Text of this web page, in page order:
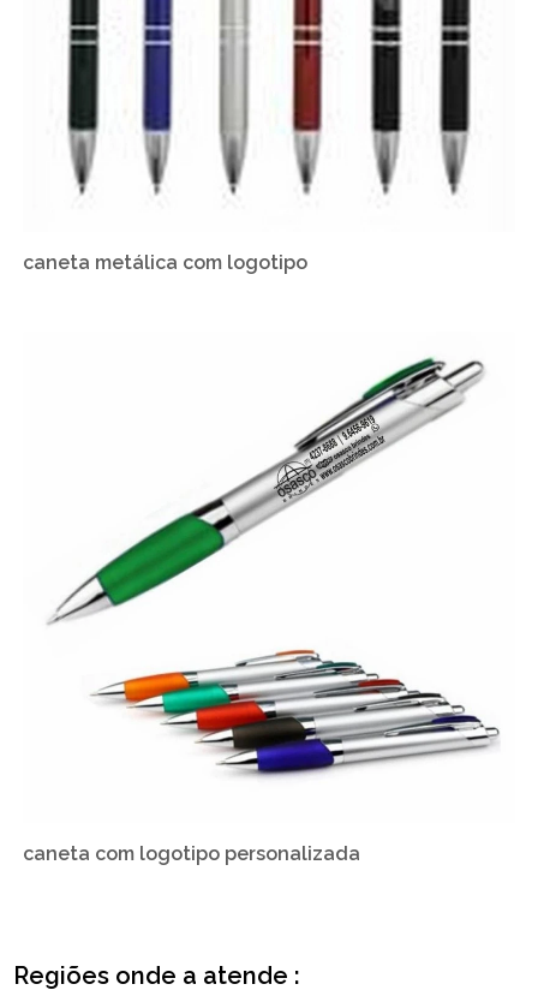
caneta metálica com logotipo
caneta com logotipo personalizada
Regiões onde a atende :